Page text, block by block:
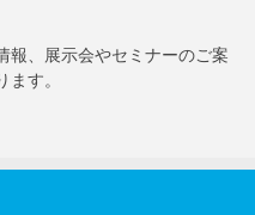
報、展示会やセミナーのご案
す。